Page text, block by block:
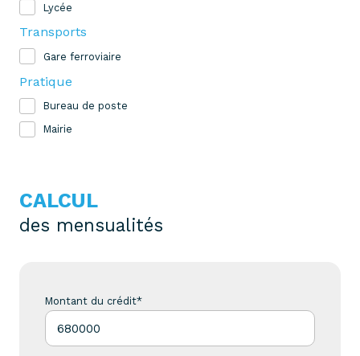
Lycée
Transports
Gare ferroviaire
Pratique
Bureau de poste
Mairie
CALCUL
des mensualités
Montant du crédit*